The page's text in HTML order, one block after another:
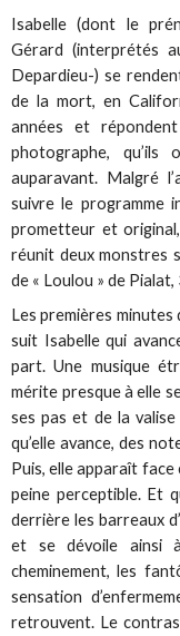
Isabelle (dont le
Gérard (interprétés
Depardieu-) se
de la mort, en
années et
photographe,
auparavant. Malgré
suivre le programme
prometteur et
réunit deux monstres
de « Loulou » de Pialat,
Les premières minutes
suit Isabelle qui
part. Une musique
mérite presque à elle
ses pas et de la
qu’elle avance, des
Puis, elle apparaît face
peine perceptible. Et
derrière les barreaux
et se dévoile ainsi
cheminement, les
sensation
retrouvent. Le